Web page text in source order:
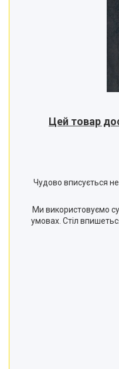
Цей товар
Чудово вписується
Ми використовуємо
умовах. Стіл